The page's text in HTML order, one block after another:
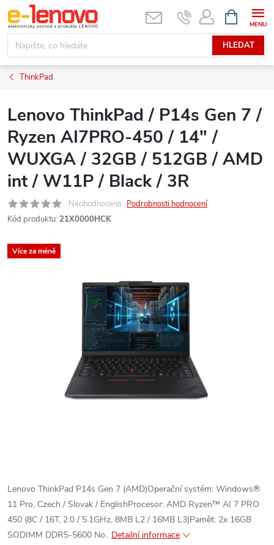
Přejít
na
obsah
HLEDAT
NÁKUPNÍ
KOŠÍK
ThinkPad
Lenovo ThinkPad / P14s Gen 7 /
Ryzen AI7PRO-450 / 14" /
WUXGA / 32GB / 512GB / AMD
int / W11P / Black / 3R
Neohodnoceno Podrobnosti hodnocení
Kód produktu: 21X0000HCK
Více za méně
Lenovo ThinkPad P14s Gen 7 (AMD)Operační systém: Windows®
11 Pro, Czech / Slovak / EnglishProcesor: AMD Ryzen™ AI 7 PRO
450 (8C / 16T, 2.0 / 5.1GHz, 8MB L2 / 16MB L3)Paměť: 2x 16GB
SODIMM DDR5-5600 No.. Detailní informace